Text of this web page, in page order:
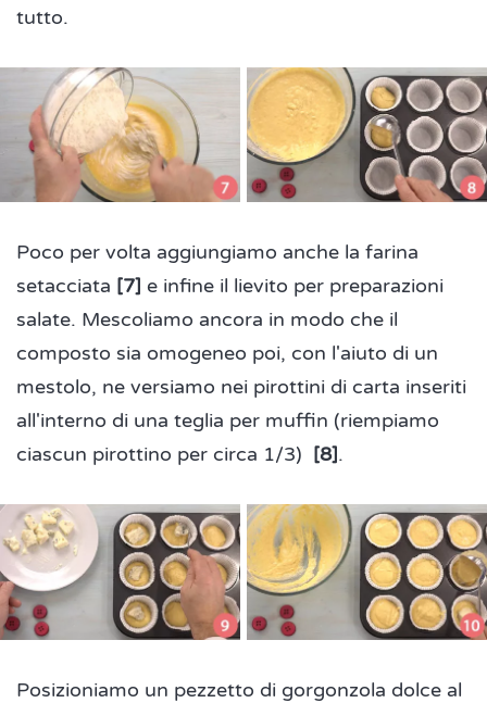
tutto.
Poco per volta aggiungiamo anche la farina
setacciata [7] e infine il lievito per preparazioni
salate. Mescoliamo ancora in modo che il
composto sia omogeneo poi, con l'aiuto di un
mestolo, ne versiamo nei pirottini di carta inseriti
all'interno di una teglia per muffin (riempiamo
ciascun pirottino per circa 1/3) [8].
Posizioniamo un pezzetto di gorgonzola dolce al